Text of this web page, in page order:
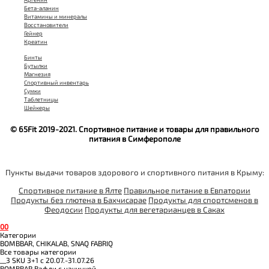
Бета-аланин
Витамины и минералы
Восстановители
Гейнер
Креатин
Бинты
Бутылки
Магнезия
Спортивный инвентарь
Сумки
Таблетницы
Шейкеры
© 65Fit 2019-2021. Спортивное питание и товары для правильного
питания в Симферополе
Пункты выдачи товаров здорового и спортивного питания в Крыму:
Спортивное питание в Ялте Правильное питание в Евпатории
Продукты без глютена в Бахчисарае Продукты для спортсменов в
Феодосии Продукты для вегетарианцев в Саках
00
Категории
BOMBBAR, CHIKALAB, SNAQ FABRIQ
Все товары категории
__3 SKU 3+1 с 20.07.-31.07.26